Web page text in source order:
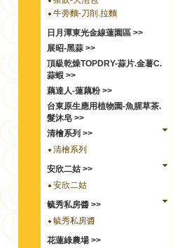
牛蒡麵-刀削.拉麵
日月潭東光金線蓮園區 >>
展昭-黑蒜 >>
頂級乾燥TOPDRY-蒜片.金薯C.
蒜蝦 >>
藕達人-蓮藕粉 >>
台東原生應用植物園-魚腥草茶.
髮沐皂 >>
清檜系列 >>
清檜系列
安欣二姑 >>
安欣二姑
毓秀私房醬 >>
毓秀私房醬
花蓮綠農場 >>